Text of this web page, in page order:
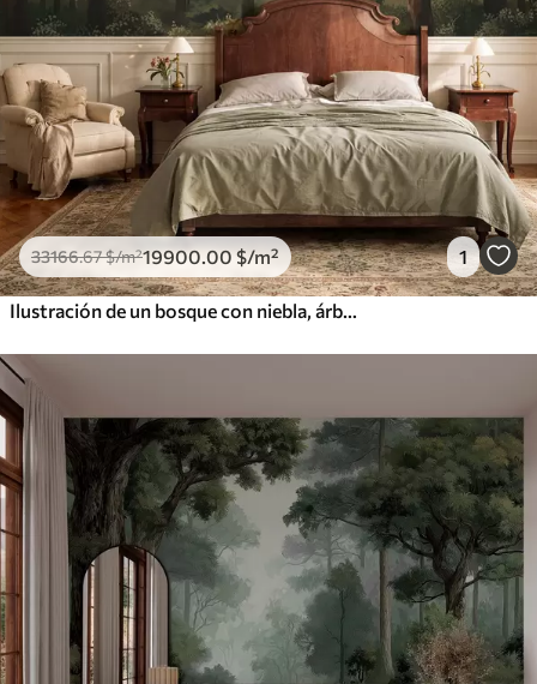
33166.67$/m²19900.00$/m² 1
Ilustración de un bosque con niebla, árboles altos y un sendero.